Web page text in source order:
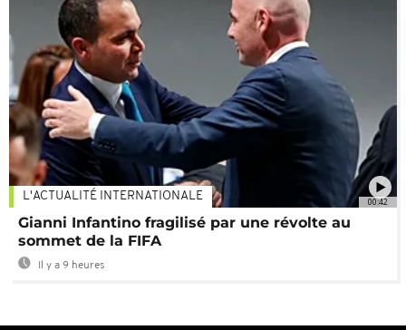
00:42
L'ACTUALITÉ INTERNATIONALE
Gianni Infantino fragilisé par une révolte au
sommet de la FIFA
Il y a 9 heures